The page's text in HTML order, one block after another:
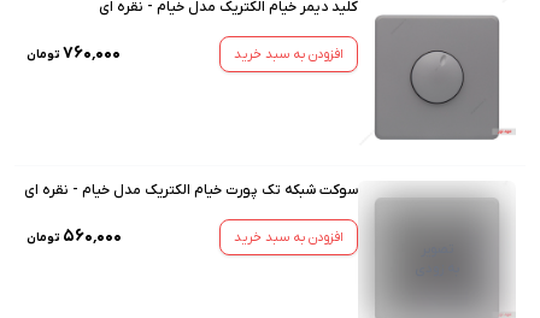
کلید دیمر خیام الکتریک مدل خیام - نقره ای
افزودن به سبد خرید ۷۶۰٬۰۰۰ تومان
سوکت شبکه تک پورت خیام الکتریک مدل خیام - نقره ای
افزودن به سبد خرید ۵۶۰٬۰۰۰ تومان